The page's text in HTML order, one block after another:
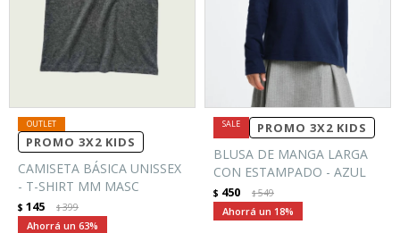
PROMO 3X2 KIDS
CAMISETA BÁSICA UNISSEX
- T-SHIRT MM MASC
$ 145 $399
63
PROMO 3X2 KIDS
BLUSA DE MANGA LARGA
CON ESTAMPADO - AZUL
$ 450 $549
18